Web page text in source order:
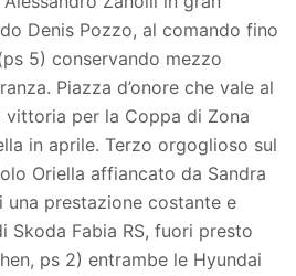
Denis Pozzo, al comando fino
5) conservando mezzo
Piazza d’onore che vale al
vittoria per la Coppa di Zona
in aprile. Terzo orgoglioso sul
Oriella affiancato da Sandra
una prestazione costante e
Skoda Fabia RS, fuori presto
ps 2) entrambe le Hyundai